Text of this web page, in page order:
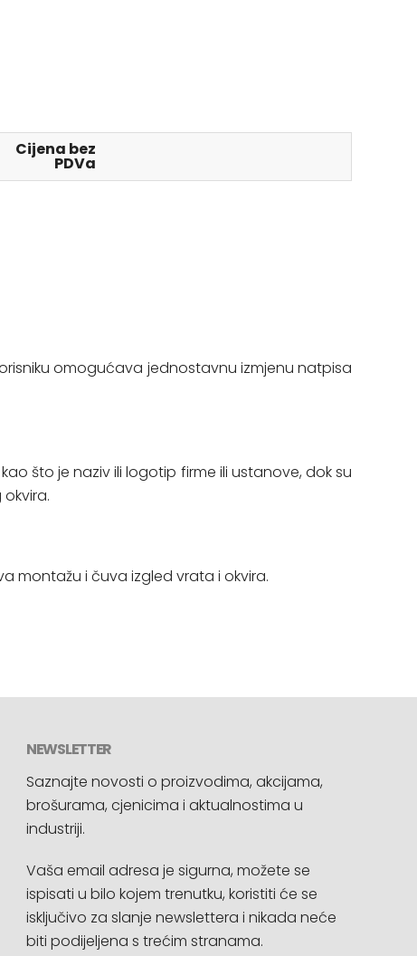
Cijena bez
PDVa
omogućava jednostavnu izmjenu natpisa
što je naziv ili logotip firme ili ustanove, dok su
montažu i čuva izgled vrata i okvira.
NEWSLETTER
Saznajte novosti o proizvodima, akcijama,
brošurama, cjenicima i aktualnostima u
industriji.
Vaša email adresa je sigurna, možete se
ispisati u bilo kojem trenutku, koristiti će se
isključivo za slanje newslettera i nikada neće
biti podijeljena s trećim stranama.